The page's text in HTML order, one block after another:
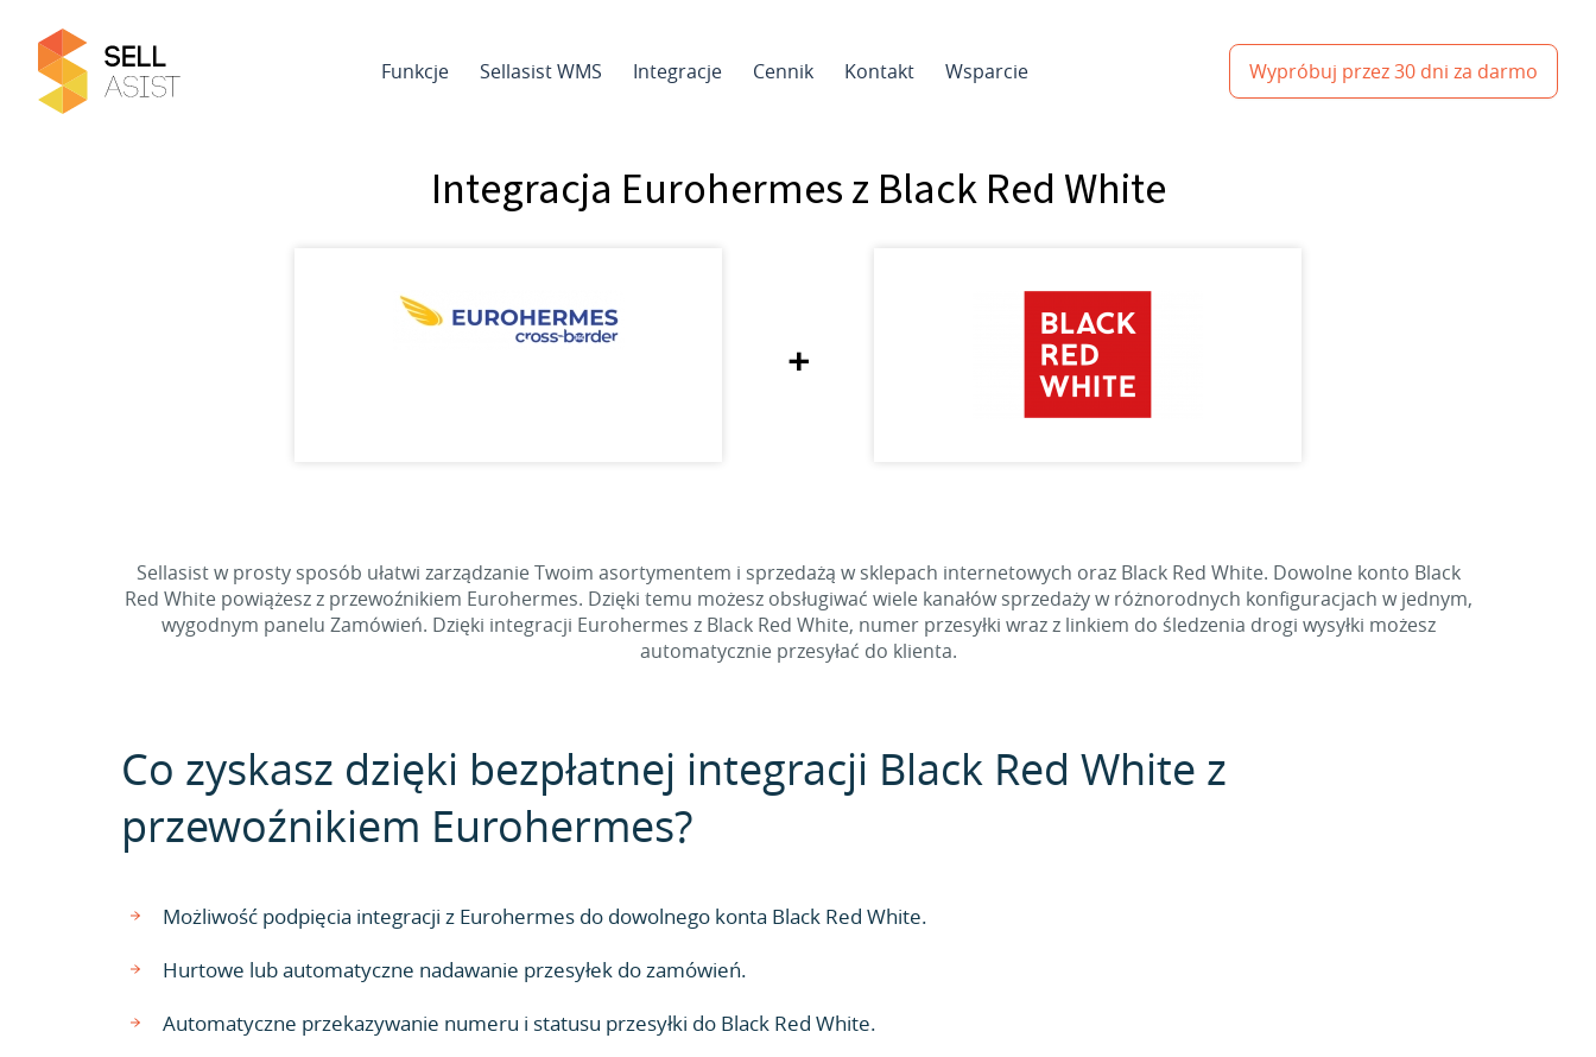
Funkcje Sellasist WMS Integracje Cennik Kontakt Wsparcie Wypróbuj przez 30 dni za darmo
Integracja Eurohermes z Black Red White
+
Sellasist w prosty sposób ułatwi zarządzanie Twoim asortymentem i sprzedażą w sklepach internetowych oraz Black Red White. Dowolne konto Black
Red White powiążesz z przewoźnikiem Eurohermes. Dzięki temu możesz obsługiwać wiele kanałów sprzedaży w różnorodnych konfiguracjach w jednym,
wygodnym panelu Zamówień. Dzięki integracji Eurohermes z Black Red White, numer przesyłki wraz z linkiem do śledzenia drogi wysyłki możesz
automatycznie przesyłać do klienta.
Co zyskasz dzięki bezpłatnej integracji Black Red White z
przewoźnikiem Eurohermes?
Możliwość podpięcia integracji z Eurohermes do dowolnego konta Black Red White.
Hurtowe lub automatyczne nadawanie przesyłek do zamówień.
Automatyczne przekazywanie numeru i statusu przesyłki do Black Red White.